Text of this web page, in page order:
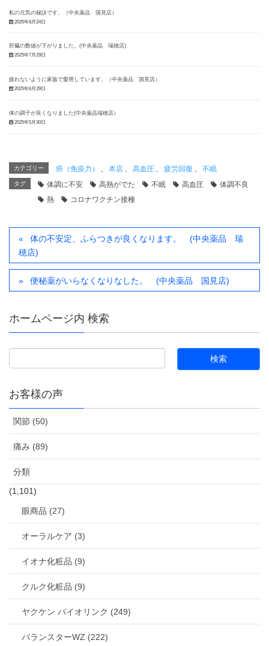
私の元気の秘訣です。（中央薬品 国見店）
2025年8月24日
肝臓の数値が下がりました。(中央薬品 瑞穂店)
2025年7月29日
疲れないように家族で愛用しています。（中央薬品 国見店）
2025年6月29日
体の調子が良くなりました(中央薬品瑞穂店）
2025年5月30日
カテゴリー 癌（免疫力） 本店 高血圧 疲労回復 不眠
タグ 体調に不安 高熱がでた 不眠 高血圧
体調不良
熱
コロナワクチン接種
体の不安定、ふらつきが良くなります。 (中央薬品 瑞
穂店)
便秘薬がいらなくなりなした。 (中央薬品 国見店)
ホームページ内 検索
お客様の声
関節 (50)
痛み (89)
分類
(1,101)
眼商品 (27)
オーラルケア (3)
イオナ化粧品 (9)
クルク化粧品 (9)
ヤクケン バイオリンク (249)
バランスターWZ (222)